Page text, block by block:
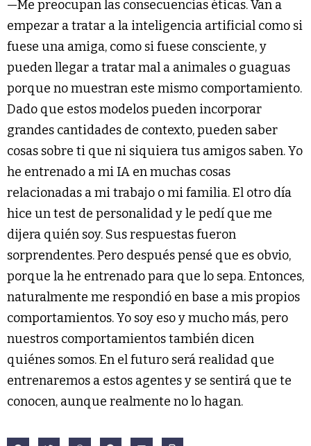
—Me preocupan las consecuencias éticas. Van a
empezar a tratar a la inteligencia artificial como si
fuese una amiga, como si fuese consciente, y
pueden llegar a tratar mal a animales o guaguas
porque no muestran este mismo comportamiento.
Dado que estos modelos pueden incorporar
grandes cantidades de contexto, pueden saber
cosas sobre ti que ni siquiera tus amigos saben. Yo
he entrenado a mi IA en muchas cosas
relacionadas a mi trabajo o mi familia. El otro día
hice un test de personalidad y le pedí que me
dijera quién soy. Sus respuestas fueron
sorprendentes. Pero después pensé que es obvio,
porque la he entrenado para que lo sepa. Entonces,
naturalmente me respondió en base a mis propios
comportamientos. Yo soy eso y mucho más, pero
nuestros comportamientos también dicen
quiénes somos. En el futuro será realidad que
entrenaremos a estos agentes y se sentirá que te
conocen, aunque realmente no lo hagan.